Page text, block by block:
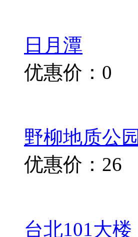
日月潭
优惠价：0
野柳地质公园
优惠价：26
台北101大楼